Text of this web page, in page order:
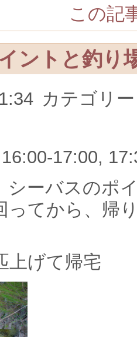
この記
ントと釣り
カテゴリ
17:00,
シーバスのポ
ってから、帰
上げて帰宅